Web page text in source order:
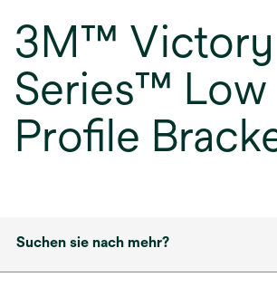
3M™ Victory
Series™ Low
Profile
Suchen sie nach mehr?